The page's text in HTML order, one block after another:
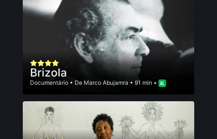
Brizola
Documentário • De Marco Abujamra • 91 min •